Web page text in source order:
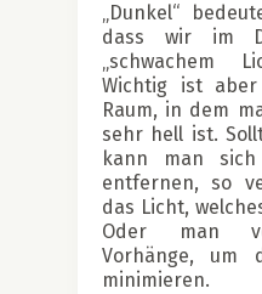
„Dunkel“
dass wir im
„schwachem
Wichtig ist
Raum, in dem
sehr hell ist.
kann man
entfernen, so
das Licht,
Oder man
Vorhänge, um
minimieren.